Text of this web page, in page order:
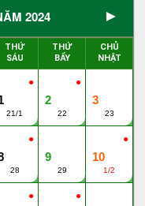
2024 ►
THỨ
SÁU
THỨ
BẨY
CHỦ
NHẬT
●
21/1
●
2
22
3
23
●
28
9
29
●
10
1/2
● ●